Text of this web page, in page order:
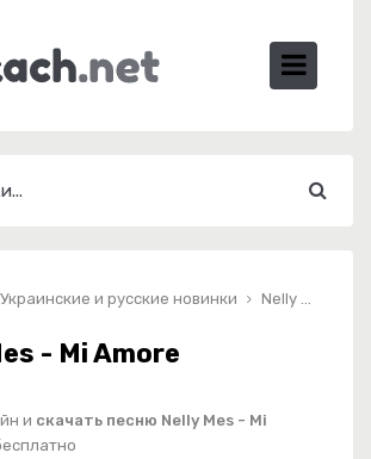
Украинские и русские новинки Nelly Mes - Mi Amore
- Mi Amore
и скачать песню Nelly Mes - Mi